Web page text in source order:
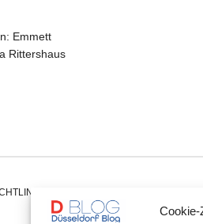
Cookie-
Emmett
Rittershaus
(EU)